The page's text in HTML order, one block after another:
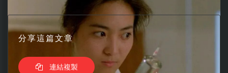
分享這篇文章
連結複製